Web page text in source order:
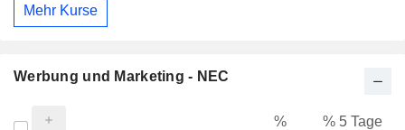
Mehr Kurse
Werbung und Marketing - NEC
% % 5 Tage